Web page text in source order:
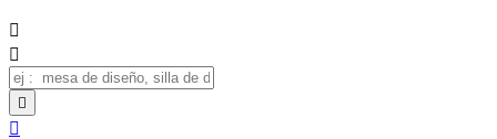



